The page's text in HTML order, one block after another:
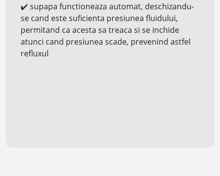
✔️ supapa functioneaza automat, deschizandu-
se cand este suficienta presiunea fluidului,
permitand ca acesta sa treaca si se inchide
atunci cand presiunea scade, prevenind astfel
refluxul